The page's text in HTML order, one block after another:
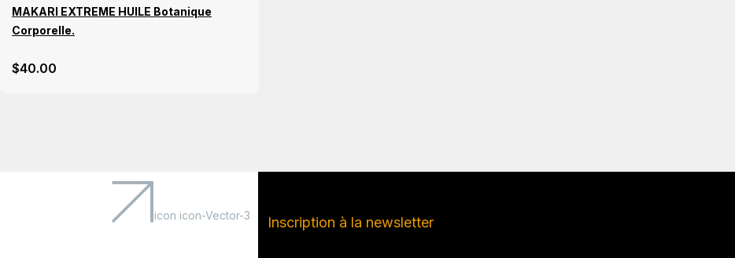
MAKARI EXTREME HUILE Botanique
Corporelle.
$40.00
icon icon-Vector-3 Inscription à la newsletter